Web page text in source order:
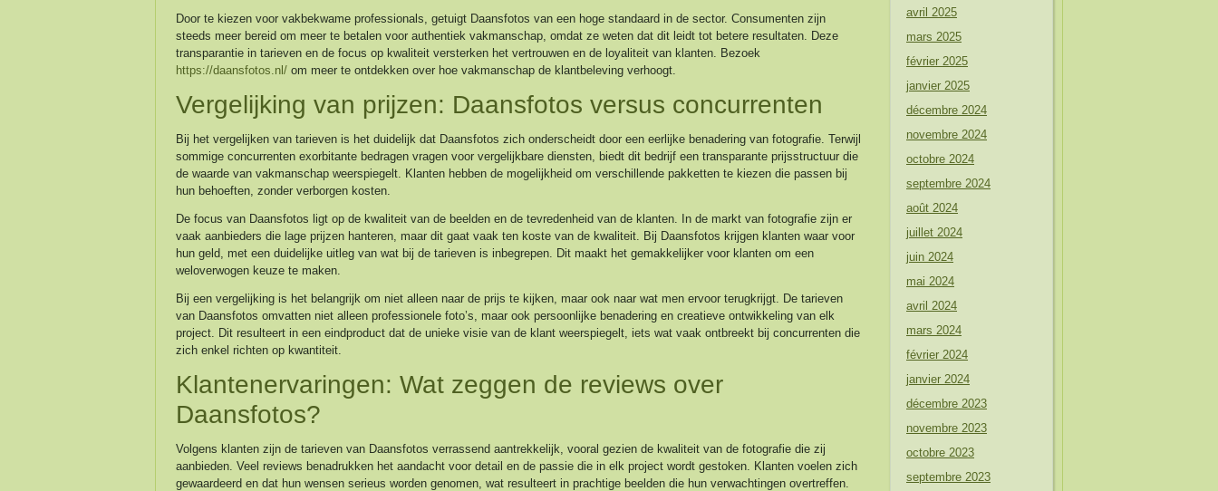
Door te kiezen voor vakbekwame professionals, getuigt Daansfotos van een hoge standaard in de sector. Consumenten zijn
steeds meer bereid om meer te betalen voor authentiek vakmanschap, omdat ze weten dat dit leidt tot betere resultaten. Deze
transparantie in tarieven en de focus op kwaliteit versterken het vertrouwen en de loyaliteit van klanten. Bezoek
https://daansfotos.nl/ om meer te ontdekken over hoe vakmanschap de klantbeleving verhoogt.
Vergelijking van prijzen: Daansfotos versus concurrenten
Bij het vergelijken van tarieven is het duidelijk dat Daansfotos zich onderscheidt door een eerlijke benadering van fotografie. Terwijl
sommige concurrenten exorbitante bedragen vragen voor vergelijkbare diensten, biedt dit bedrijf een transparante prijsstructuur die
de waarde van vakmanschap weerspiegelt. Klanten hebben de mogelijkheid om verschillende pakketten te kiezen die passen bij
hun behoeften, zonder verborgen kosten.
De focus van Daansfotos ligt op de kwaliteit van de beelden en de tevredenheid van de klanten. In de markt van fotografie zijn er
vaak aanbieders die lage prijzen hanteren, maar dit gaat vaak ten koste van de kwaliteit. Bij Daansfotos krijgen klanten waar voor
hun geld, met een duidelijke uitleg van wat bij de tarieven is inbegrepen. Dit maakt het gemakkelijker voor klanten om een
weloverwogen keuze te maken.
Bij een vergelijking is het belangrijk om niet alleen naar de prijs te kijken, maar ook naar wat men ervoor terugkrijgt. De tarieven
van Daansfotos omvatten niet alleen professionele foto’s, maar ook persoonlijke benadering en creatieve ontwikkeling van elk
project. Dit resulteert in een eindproduct dat de unieke visie van de klant weerspiegelt, iets wat vaak ontbreekt bij concurrenten die
zich enkel richten op kwantiteit.
Klantenervaringen: Wat zeggen de reviews over
Daansfotos?
Volgens klanten zijn de tarieven van Daansfotos verrassend aantrekkelijk, vooral gezien de kwaliteit van de fotografie die zij
aanbieden. Veel reviews benadrukken het aandacht voor detail en de passie die in elk project wordt gestoken. Klanten voelen zich
gewaardeerd en dat hun wensen serieus worden genomen, wat resulteert in prachtige beelden die hun verwachtingen overtreffen.
avril 2025
mars 2025
février 2025
janvier 2025
décembre 2024
novembre 2024
octobre 2024
septembre 2024
août 2024
juillet 2024
juin 2024
mai 2024
avril 2024
mars 2024
février 2024
janvier 2024
décembre 2023
novembre 2023
octobre 2023
septembre 2023